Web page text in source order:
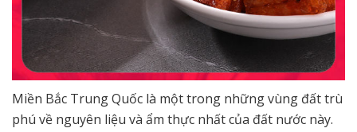
Miền Bắc Trung Quốc là một trong những vùng đất trù
phú về nguyên liệu và ẩm thực nhất của đất nước này.